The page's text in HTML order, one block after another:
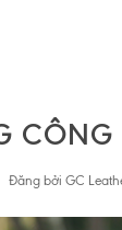
Đăng bởi GC